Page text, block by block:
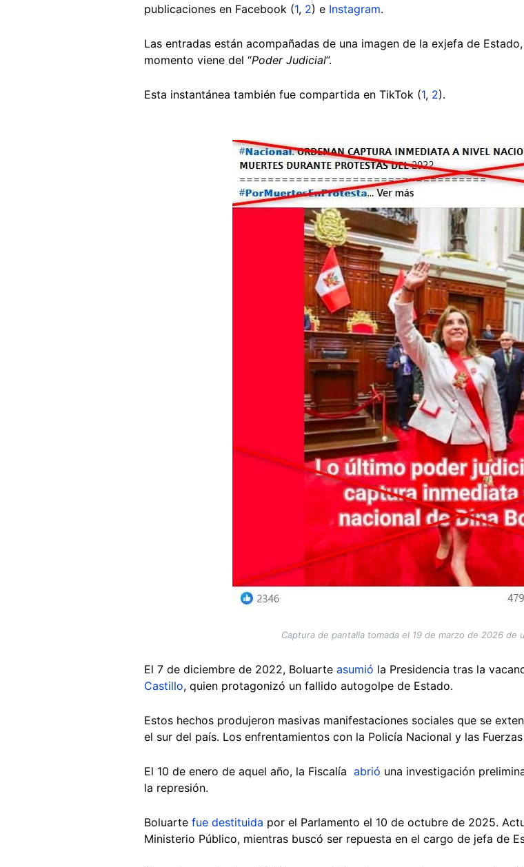
publicaciones en Facebook (1, 2) e Instagram.
Las entradas están acompañadas de una imagen de la exjefa de
momento viene del “Poder Judicial”.
Esta instantánea también fue compartida en TikTok (1, 2).
Captura de pantalla tomada el 19 de marzo de 2026 de
El 7 de diciembre de 2022, Boluarte asumió la Presidencia tras la
Castillo, quien protagonizó un fallido autogolpe de Estado.
Estos hechos produjeron masivas manifestaciones sociales que se
el sur del país. Los enfrentamientos con la Policía Nacional y las
El 10 de enero de aquel año, la Fiscalía abrió una investigación
la represión.
Boluarte fue destituida por el Parlamento el 10 de octubre de 2025.
Ministerio Público, mientras buscó ser repuesta en el cargo de jefa de